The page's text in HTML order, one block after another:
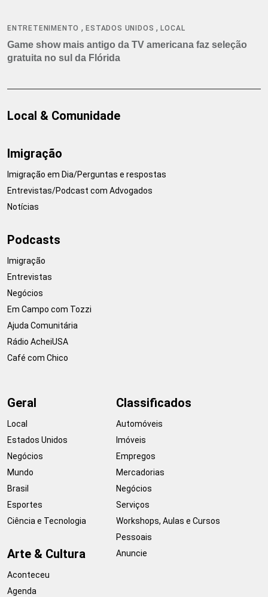
ENTRETENIMENTO ,ESTADOS UNIDOS ,LOCAL
Game show mais antigo da TV americana faz seleção
gratuita no sul da Flórida
Local & Comunidade
Imigração
Imigração em Dia/Perguntas e respostas
Entrevistas/Podcast com Advogados
Notícias
Podcasts
Imigração
Entrevistas
Negócios
Em Campo com Tozzi
Ajuda Comunitária
Rádio AcheiUSA
Café com Chico
Geral
Local
Estados Unidos
Negócios
Mundo
Brasil
Esportes
Ciência e Tecnologia
Arte & Cultura
Aconteceu
Agenda
Classificados
Automóveis
Imóveis
Empregos
Mercadorias
Negócios
Serviços
Workshops, Aulas e Cursos
Pessoais
Anuncie